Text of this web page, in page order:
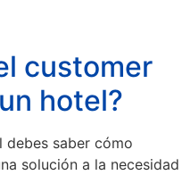
customer
hotel?
debes saber cómo
solución a la necesidad